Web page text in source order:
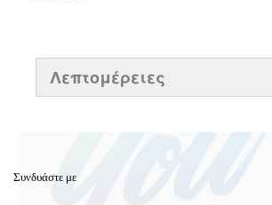
Λεπτομέρειες
Συνδυάστε με